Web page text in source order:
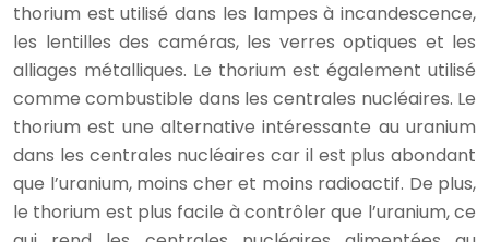
thorium est utilisé dans les lampes à incandescence,
les lentilles des caméras, les verres optiques et les
alliages métalliques. Le thorium est également utilisé
comme combustible dans les centrales nucléaires. Le
thorium est une alternative intéressante au uranium
dans les centrales nucléaires car il est plus abondant
que l’uranium, moins cher et moins radioactif. De plus,
le thorium est plus facile à contrôler que l’uranium, ce